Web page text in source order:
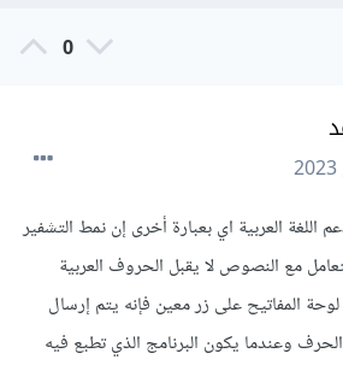
0
اللغة العربية اي بعبارة أخرى إن نمط التشفير
مع النصوص لا يقبل الحروف العربية
المفاتيح على زر معين فإنه يتم إرسال
وعندما يكون البرنامج الذي تطبع فيه